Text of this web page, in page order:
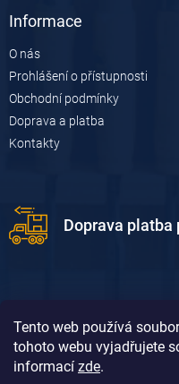
Tento web používá
tohoto webu vyjadřujete
informací zde.
Informace
O nás
Prohlášení o přístupnosti
Obchodní podmínky
Doprava a platba
Kontakty
Doprava platba
Doprava platba